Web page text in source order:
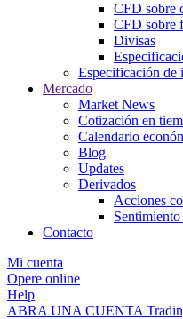
CFD sobre
CFD sobre
Divisas
Especificación de
Mercado
Market News
Cotización en
Calendario
Blog
Updates
Derivados
Acciones
Contacto
Mi cuenta
Opere online
Help
ABRA UNA CUENTA